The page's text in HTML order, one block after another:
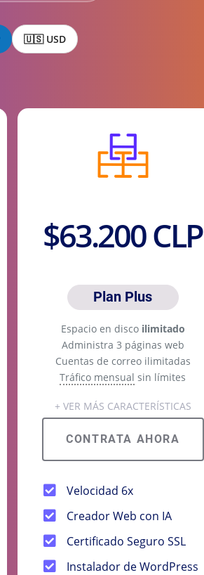
🇺🇸 USD
$63.200 CLP
Plan Plus
Espacio en disco ilimitado
Administra 3 páginas web
Cuentas de correo ilimitadas
Tráfico mensual sin límites
+ VER MÁS CARACTERÍSTICAS
CONTRATA AHORA
Velocidad 6x
Creador Web con IA
Certificado Seguro SSL
Instalador de WordPress